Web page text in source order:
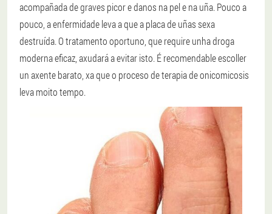
acompañada de graves picor e danos na pel e na uña. Pouco a
pouco, a enfermidade leva a que a placa de uñas sexa
destruída. O tratamento oportuno, que require unha droga
moderna eficaz, axudará a evitar isto. É recomendable escoller
un axente barato, xa que o proceso de terapia de onicomicosis
leva moito tempo.